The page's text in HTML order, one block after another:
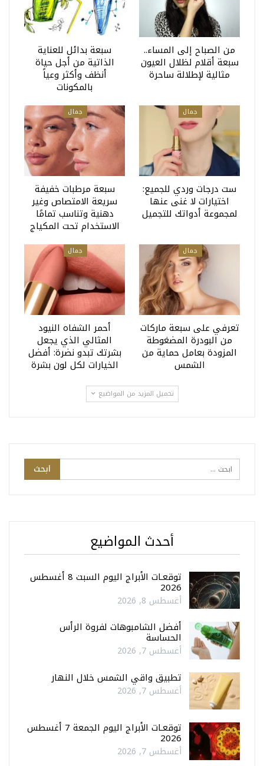
من الصباح إلى المساء..
سبعة أقلام لظلال العيون
مثالية لإطلالة ساحرة
سبعة بدائل للعناية
الذاتية من أجل حياة
أنظف وأكثر وعياً
بالمكونات
جمال
ست درجات وردي للجميع:
اختيارات لا غنى عنها
لمجموعة أدواتك للتجميل
جمال
سبعة مرطبات خفيفة
سريعة الامتصاص وغير
دهنية وتناسب تمامًا
الاستخدام تحت المكياج
جمال
تعرفي على سبعة ماركات
من البودرة المضغوطة
المزودة بعامل حماية من
الشمس
جمال
أحمر الشفاه النيود
المثالي الذي يجعل
بشرتك تبدو نضرة: أفضل
الخيارات لكل لون بشرة
تحميل المزيد من المواضيع
أحدث المواضيع
توقعـات الأبراج اليوم السبت 8 أغسطس
2026
أغسطس 8, 2026
أفضل الشامبوهات لفروة الرأس
الحساسة
أغسطس 7, 2026
تطبيق واقي الشمس خلال النهار
أغسطس 7, 2026
توقعـات الأبراج اليوم الجمعة 7 أغسطس
2026
أغسطس 7, 2026